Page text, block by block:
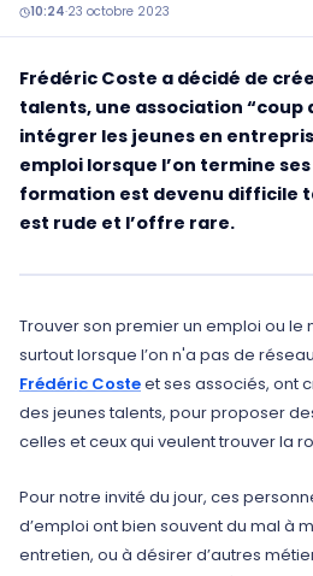
10:24·23 octobre 2023
Frédéric Coste a décidé de
talents, une association “coup
intégrer les jeunes en
emploi lorsque l’on termine
formation est devenu difficile
est rude et l’offre rare.
Trouver son premier un emploi ou le
surtout lorsque l’on n'a pas de
Frédéric Costeet ses associés, ont
des jeunes talents, pour proposer
celles et ceux qui veulent trouver la
Pour notre invité du jour, ces
d’emploi ont bien souvent du mal à
entretien, ou à désirer d’autres